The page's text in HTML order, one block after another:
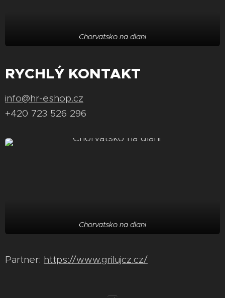
Chorvatsko na dlani
RYCHLÝ KONTAKT
info@hr-eshop.cz
+420 723 526 296
Chorvatsko na dlani
Partner: https://www.grilujcz.cz/